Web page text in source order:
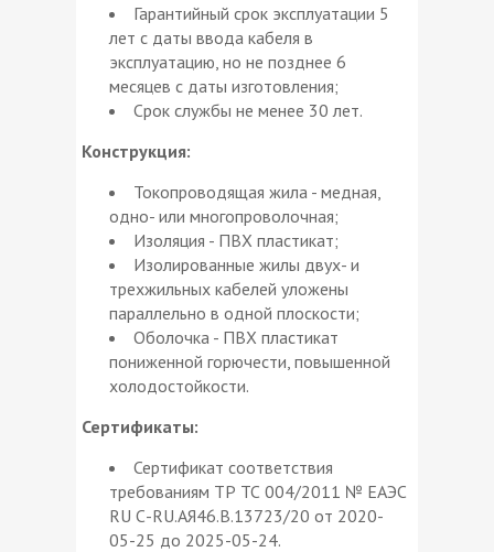
Гарантийный срок эксплуатации 5
лет с даты ввода кабеля в
эксплуатацию, но не позднее 6
месяцев с даты изготовления;
Срок службы не менее 30 лет.
Конструкция:
Токопроводящая жила - медная,
одно- или многопроволочная;
Изоляция - ПВХ пластикат;
Изолированные жилы двух- и
трехжильных кабелей уложены
параллельно в одной плоскости;
Оболочка - ПВХ пластикат
пониженной горючести, повышенной
холодостойкости.
Сертификаты:
Сертификат соответствия
требованиям ТР ТС 004/2011 № ЕАЭС
RU С-RU.АЯ46.В.13723/20 от 2020-
05-25 до 2025-05-24.